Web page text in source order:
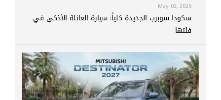
May 02, 2026
سكودا سوبرب الجديدة كلياً: سيارة العائلة الأذكى في
فئتها